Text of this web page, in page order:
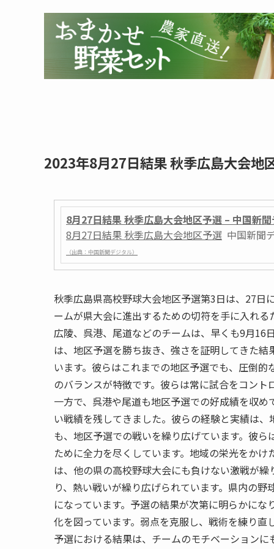
2023年8月27日結果 秋季広島大会地
8月27日結果 秋季広島大会地区予選 – 中国新
8月27日結果 秋季広島大会地区予選 中国新聞
（出典：中国新聞デジタル）
秋季広島県高校野球大会地区予選第3日は、27日
ームが県大会に進出するための切符を手に入れ
広陵、呉港、尾道などのチームは、早くも9月16
は、地区予選を勝ち抜き、強さを証明してきた
います。彼らはこれまでの地区予選でも、圧倒
のバランスが特徴です。彼らは常に試合をコン
一方で、呉港や尾道も地区予選での好成績を収
い戦績を残してきました。彼らの経験と実績は
も、地区予選での戦いを繰り広げています。彼
ために全力を尽くしています。地域の栄光をか
は、他の県の高校野球大会にも負けない激戦が
り、熱い戦いが繰り広げられています。県内の
になっています。予選の結果が次第に明らかに
化を図っています。弱点を克服し、戦術を練り
予選における結果は、チームのモチベーション